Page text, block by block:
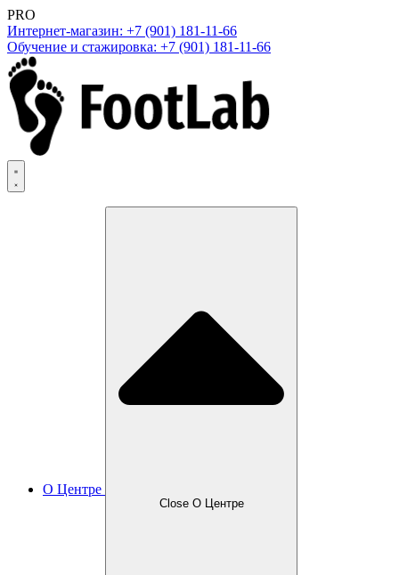
PRO
Интернет-магазин: +7 (901) 181-11-66
Обучение и стажировка: +7 (901) 181-11-66
О Центре
Close О Центре